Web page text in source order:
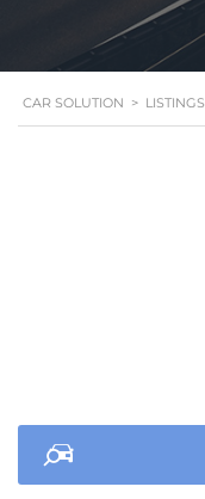
CAR SOLUTION > LISTINGS